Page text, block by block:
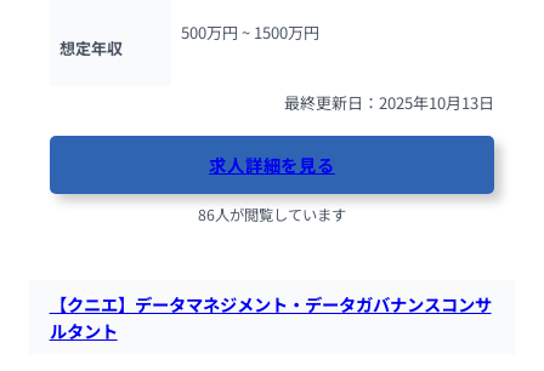
想定年収
500万円 ~ 1500万円
最終更新日：2025年10月13日
求人詳細を見る
86人が閲覧しています
【クニエ】データマネジメント・データガバナンスコンサ
ルタント